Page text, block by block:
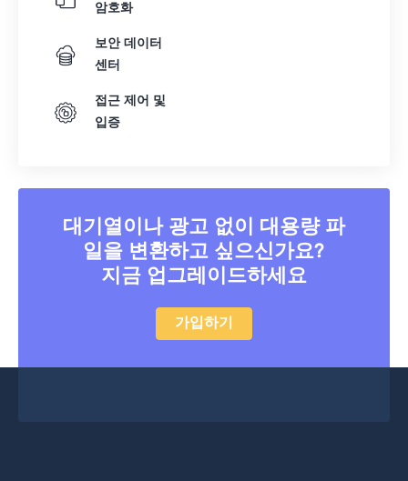
암호화
보안 데이터
센터
접근 제어 및
입증
대기열이나 광고 없이 대용량 파
일을 변환하고 싶으신가요?
지금 업그레이드하세요
가입하기